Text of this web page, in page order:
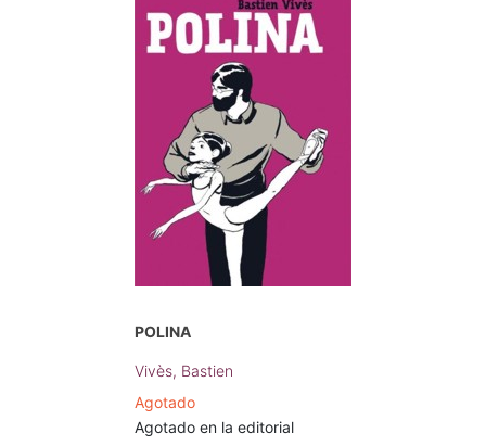
POLINA
Vivès, Bastien
Agotado
Agotado en la editorial